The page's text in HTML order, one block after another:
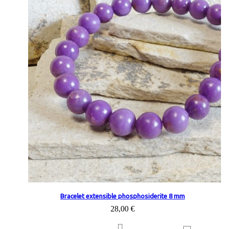
Bracelet extensible phosphosiderite 8 mm
28,00 €